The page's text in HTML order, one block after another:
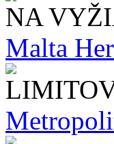
NA
Malta